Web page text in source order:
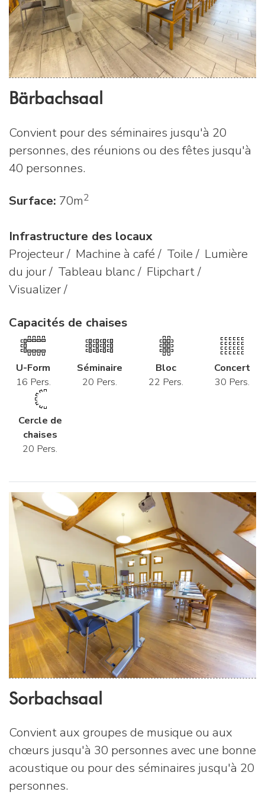
Bärbachsaal
Convient pour des séminaires jusqu'à 20
personnes, des réunions ou des fêtes jusqu'à
40 personnes.
Surface: 70m2
Infrastructure des locaux
Projecteur / Machine à café / Toile / Lumière
du jour / Tableau blanc / Flipchart /
Visualizer /
Capacités de chaises
U-Form
16 Pers.
Séminaire
20 Pers.
Bloc
22 Pers.
Concert
30 Pers.
Cercle de
chaises
20 Pers.
Sorbachsaal
Convient aux groupes de musique ou aux
chœurs jusqu'à 30 personnes avec une bonne
acoustique ou pour des séminaires jusqu'à 20
personnes.